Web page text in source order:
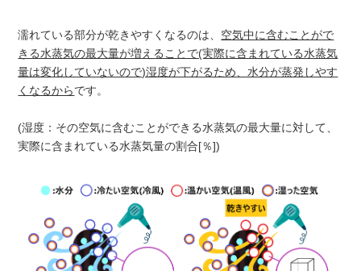
濡れている部分が乾きやすくなるのは、 空気中に含むことがで
きる水蒸気の最大量が増えることで(実際に含まれている水蒸気
量は変化していないので)湿度が下がるため、水分が蒸発しやす
くなるからです。
(湿度：その空気に含むことができる水蒸気の最大量に対して、
実際に含まれている水蒸気量の割合[％])